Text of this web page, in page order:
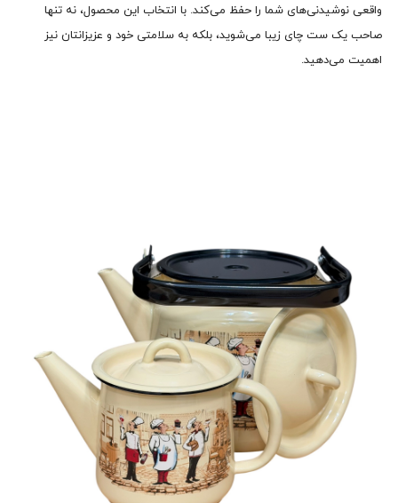
واقعی نوشیدنی‌های شما را حفظ می‌کند. با انتخاب این محصول، نه تنها
صاحب یک ست چای زیبا می‌شوید، بلکه به سلامتی خود و عزیزانتان نیز
اهمیت می‌دهید.